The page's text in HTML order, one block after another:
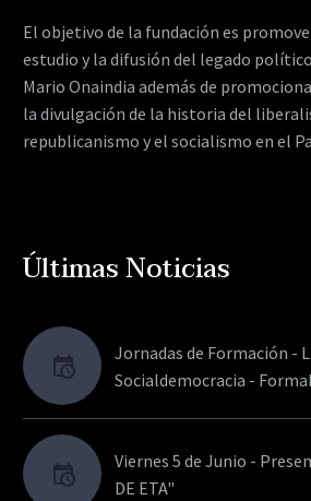
El objetivo de la fundación es
estudio y la difusión del legado
Mario Onaindia además de
la divulgación de la historia del
republicanismo y el socialismo en el
Últimas Noticias
Jornadas de Formación -
Socialdemocracia -
Viernes 5 de Junio -
DE ETA"